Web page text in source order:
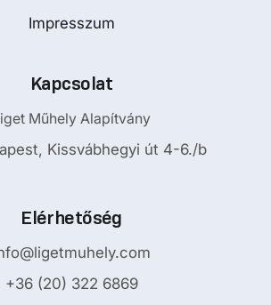
Impresszum
Kapcsolat
Műhely Alapítvány
Kissvábhegyi út 4-6./b
Elérhetőség
+36 (20) 322 6869